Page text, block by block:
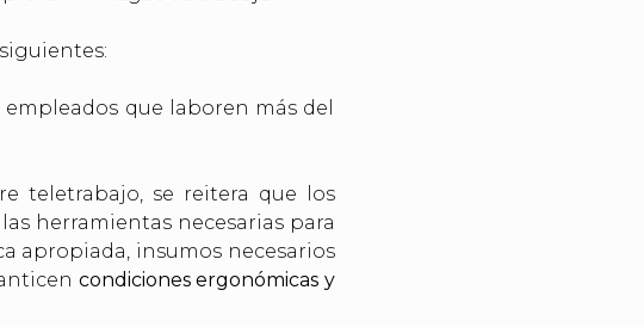
que laboren más del
teletrabajo, se reitera que los
herramientas necesarias para
apropiada, insumos necesarios
condiciones ergonómicas y